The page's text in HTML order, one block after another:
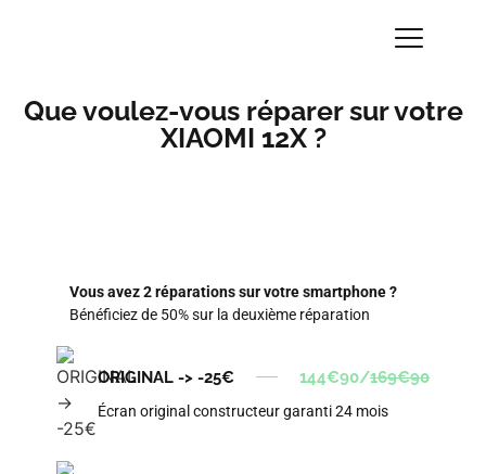
Que voulez-vous réparer sur votre
XIAOMI 12X ?
Vous avez 2 réparations sur votre smartphone ?
Bénéficiez de 50% sur la deuxième réparation
ORIGINAL -> -25€ 144€90/169€90
Écran original constructeur garanti 24 mois